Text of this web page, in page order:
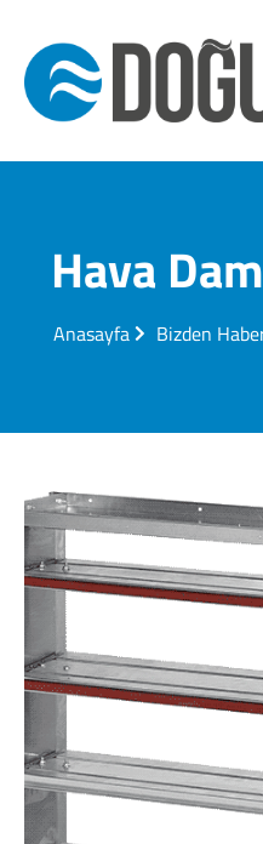
Hava
Anasayfa Bizden